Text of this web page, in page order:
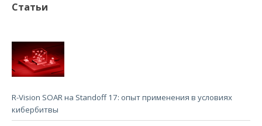
Статьи
R-Vision SOAR на Standoff 17: опыт применения в условиях
кибербитвы